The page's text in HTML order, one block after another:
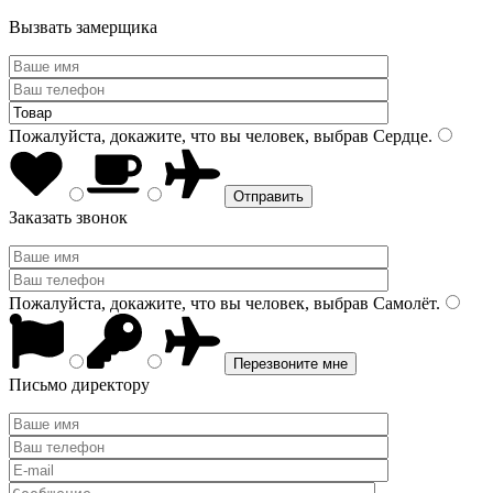
Вызвать замерщика
Пожалуйста, докажите, что вы человек, выбрав Сердце.
Заказать звонок
Пожалуйста, докажите, что вы человек, выбрав Самолёт.
Письмо директору